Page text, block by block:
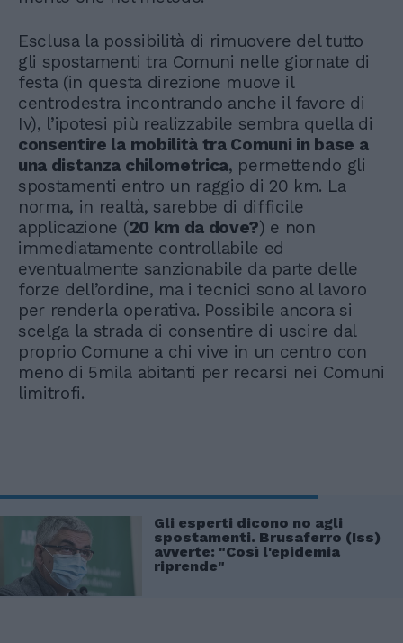
Esclusa la possibilità di rimuovere del tutto
gli spostamenti tra Comuni nelle giornate di
festa (in questa direzione muove il
centrodestra incontrando anche il favore di
Iv), l’ipotesi più realizzabile sembra quella di
consentire la mobilità tra Comuni in base a
una distanza chilometrica, permettendo gli
spostamenti entro un raggio di 20 km. La
norma, in realtà, sarebbe di difficile
applicazione (20 km da dove?) e non
immediatamente controllabile ed
eventualmente sanzionabile da parte delle
forze dell’ordine, ma i tecnici sono al lavoro
per renderla operativa. Possibile ancora si
scelga la strada di consentire di uscire dal
proprio Comune a chi vive in un centro con
meno di 5mila abitanti per recarsi nei Comuni
limitrofi.
Gli esperti dicono no agli
spostamenti. Brusaferro (Iss)
avverte: "Così l'epidemia
riprende"